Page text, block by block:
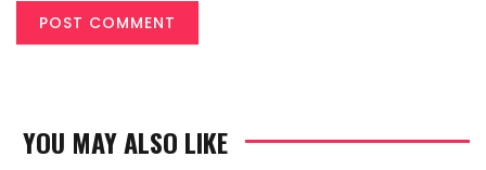
YOU MAY ALSO LIKE